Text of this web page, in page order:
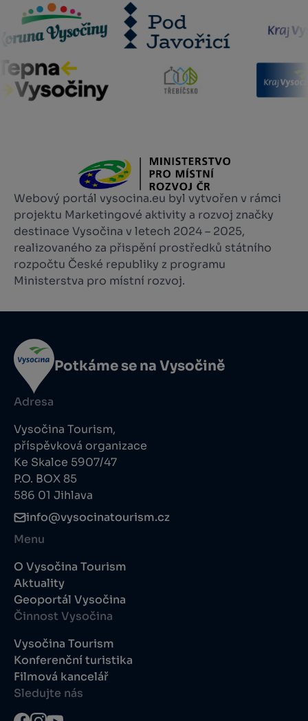
Webový portál vysocina.eu byl vytvořen v rámci
projektu Marketingové aktivity a rozvoj značky
destinace Vysočina v letech 2024 – 2025,
realizovaného za přispění prostředků státního
rozpočtu České republiky z programu
Ministerstva pro místní rozvoj.
Potkáme se na Vysočině
Adresa
Vysočina Tourism,
příspěvková organizace
Ke Skalce 5907/47
P.O. BOX 85
586 01 Jihlava
info@vysocinatourism.cz
Menu
O Vysočina Tourism
Aktuality
Geoportál Vysočina
Činnost Vysočina
Vysočina Tourism
Konferenční turistika
Filmová kancelář
Sledujte nás